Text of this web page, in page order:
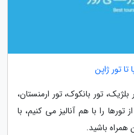
تا تور ژاپن
بلژیک، تور بانکوک، تور ارمنستان،
تورها را با هم آنالیز می کنیم، با
همراه باشید.